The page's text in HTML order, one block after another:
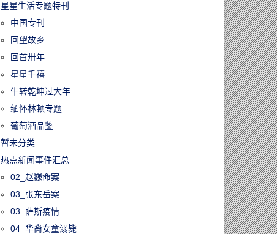
星星生活专题特刊
中国专刊
回望故乡
回首卅年
星星千禧
牛转乾坤过大年
缅怀林顿专题
葡萄酒品鉴
暂未分类
热点新闻事件汇总
02_赵巍命案
03_张东岳案
03_萨斯疫情
04_华裔女童溺毙